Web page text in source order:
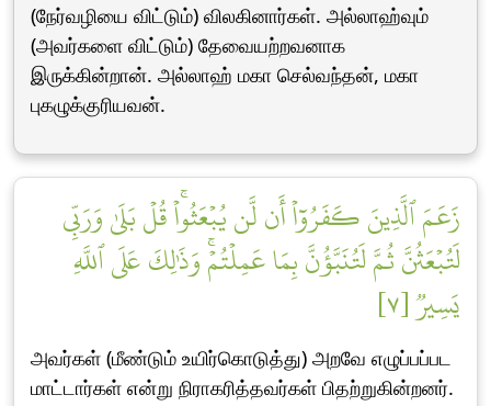
(நேர்வழியை விட்டும்) விலகினார்கள். அல்லாஹ்வும்
(அவர்களை விட்டும்) தேவையற்றவனாக
இருக்கின்றான். அல்லாஹ் மகா செல்வந்தன், மகா
புகழுக்குரியவன்.
زَعَمَ ٱلَّذِينَ كَفَرُوٓاْ أَن لَّن يُبۡعَثُواْۚ قُلۡ بَلَىٰ وَرَبِّي
لَتُبۡعَثُنَّ ثُمَّ لَتُنَبَّؤُنَّ بِمَا عَمِلۡتُمۡۚ وَذَٰلِكَ عَلَى ٱللَّهِ
يَسِيرٞ [٧]
அவர்கள் (மீண்டும் உயிர்கொடுத்து) அறவே எழுப்பப்பட
மாட்டார்கள் என்று நிராகரித்தவர்கள் பிதற்றுகின்றனர்.